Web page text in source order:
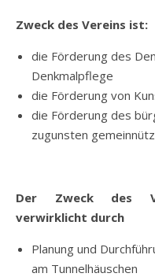
Zweck des Vereins ist:
die Förderung des
Denkmalpflege
die Förderung von
die Förderung des
zugunsten
Der Zweck des
verwirklicht durch
Planung und
am Tunnelhäuschen